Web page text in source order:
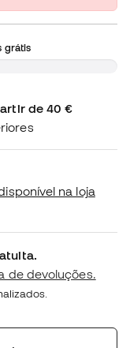
grátis
de 40 €
na loja
de devoluções.